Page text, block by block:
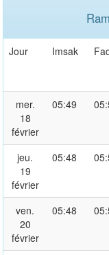
Jour Imsak
mer.
18
février
05:49
jeu.
19
février
05:48
ven.
20
février
05:48